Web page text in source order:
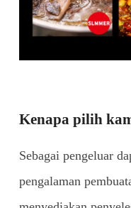
Kenapa pilih
Sebagai pengeluar
pengalaman